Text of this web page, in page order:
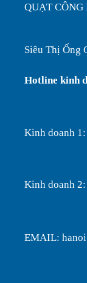
QUẠT CÔNG
Siêu Thị Ống
Hotline kinh
Kinh doanh
Kinh doanh
EMAIL: